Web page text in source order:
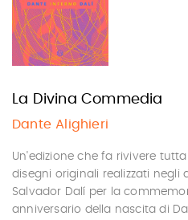
La Divina Commedia
Dante Alighieri
Un'edizione che fa rivivere
disegni originali realizzati negli
Salvador Dalí per la
anniversario della nascita di